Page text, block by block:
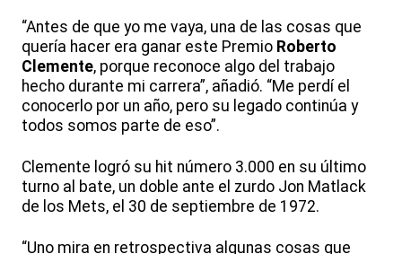
“Antes de que yo me vaya, una de las cosas que
quería hacer era ganar este Premio Roberto
Clemente, porque reconoce algo del trabajo
hecho durante mi carrera”, añadió. “Me perdí el
conocerlo por un año, pero su legado continúa y
todos somos parte de eso”.
Clemente logró su hit número 3.000 en su último
turno al bate, un doble ante el zurdo Jon Matlack
de los Mets, el 30 de septiembre de 1972.
“Uno mira en retrospectiva algunas cosas que